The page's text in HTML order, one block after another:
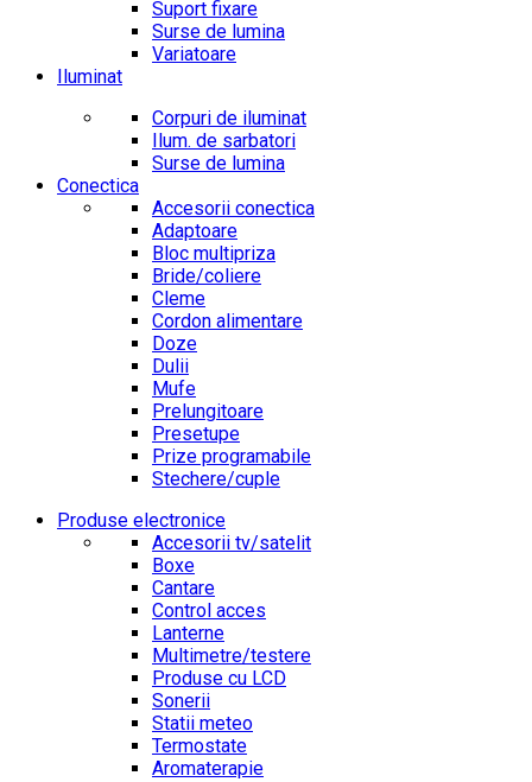
Suport fixare
Surse de lumina
Variatoare
Iluminat
Corpuri de iluminat
Ilum. de sarbatori
Surse de lumina
Conectica
Accesorii conectica
Adaptoare
Bloc multipriza
Bride/coliere
Cleme
Cordon alimentare
Doze
Dulii
Mufe
Prelungitoare
Presetupe
Prize programabile
Stechere/cuple
Produse electronice
Accesorii tv/satelit
Boxe
Cantare
Control acces
Lanterne
Multimetre/testere
Produse cu LCD
Sonerii
Statii meteo
Termostate
Aromaterapie